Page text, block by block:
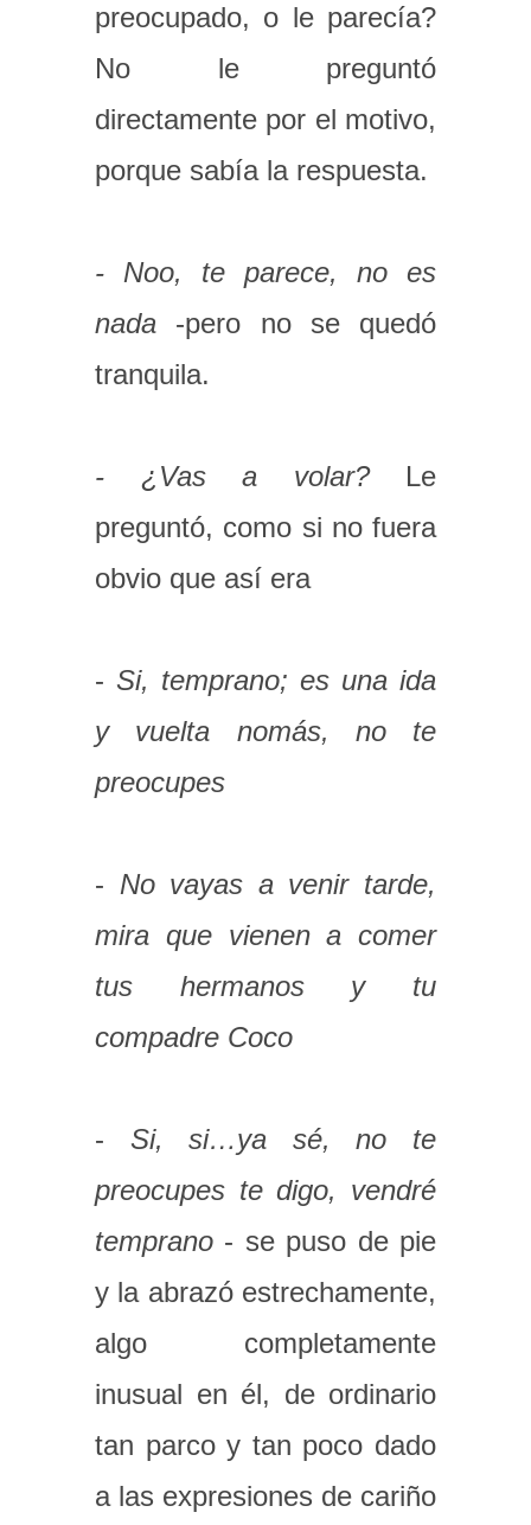
preocupado, o le parecía?
No le preguntó
directamente por el motivo,
porque sabía la respuesta.
- Noo, te parece, no es
nada -pero no se quedó
tranquila.
- ¿Vas a volar?Le
preguntó, como si no fuera
obvio que así era
- Si, temprano; es una ida
y vuelta nomás, no te
preocupes
- No vayas a venir tarde,
mira que vienen a comer
tus hermanos y tu
compadre Coco
- Si, si…ya sé, no te
preocupes te digo, vendré
temprano - se puso de pie
y la abrazó estrechamente,
algo completamente
inusual en él, de ordinario
tan parco y tan poco dado
a las expresiones de cariño